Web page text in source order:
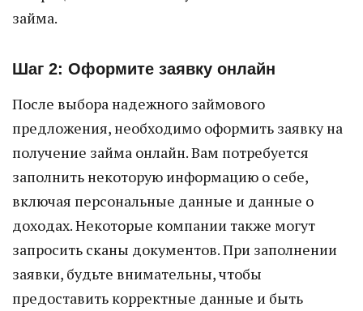
займа.
Шаг 2: Оформите заявку онлайн
После выбора надежного займового
предложения, необходимо оформить заявку на
получение займа онлайн. Вам потребуется
заполнить некоторую информацию о себе,
включая персональные данные и данные о
доходах. Некоторые компании также могут
запросить сканы документов. При заполнении
заявки, будьте внимательны, чтобы
предоставить корректные данные и быть